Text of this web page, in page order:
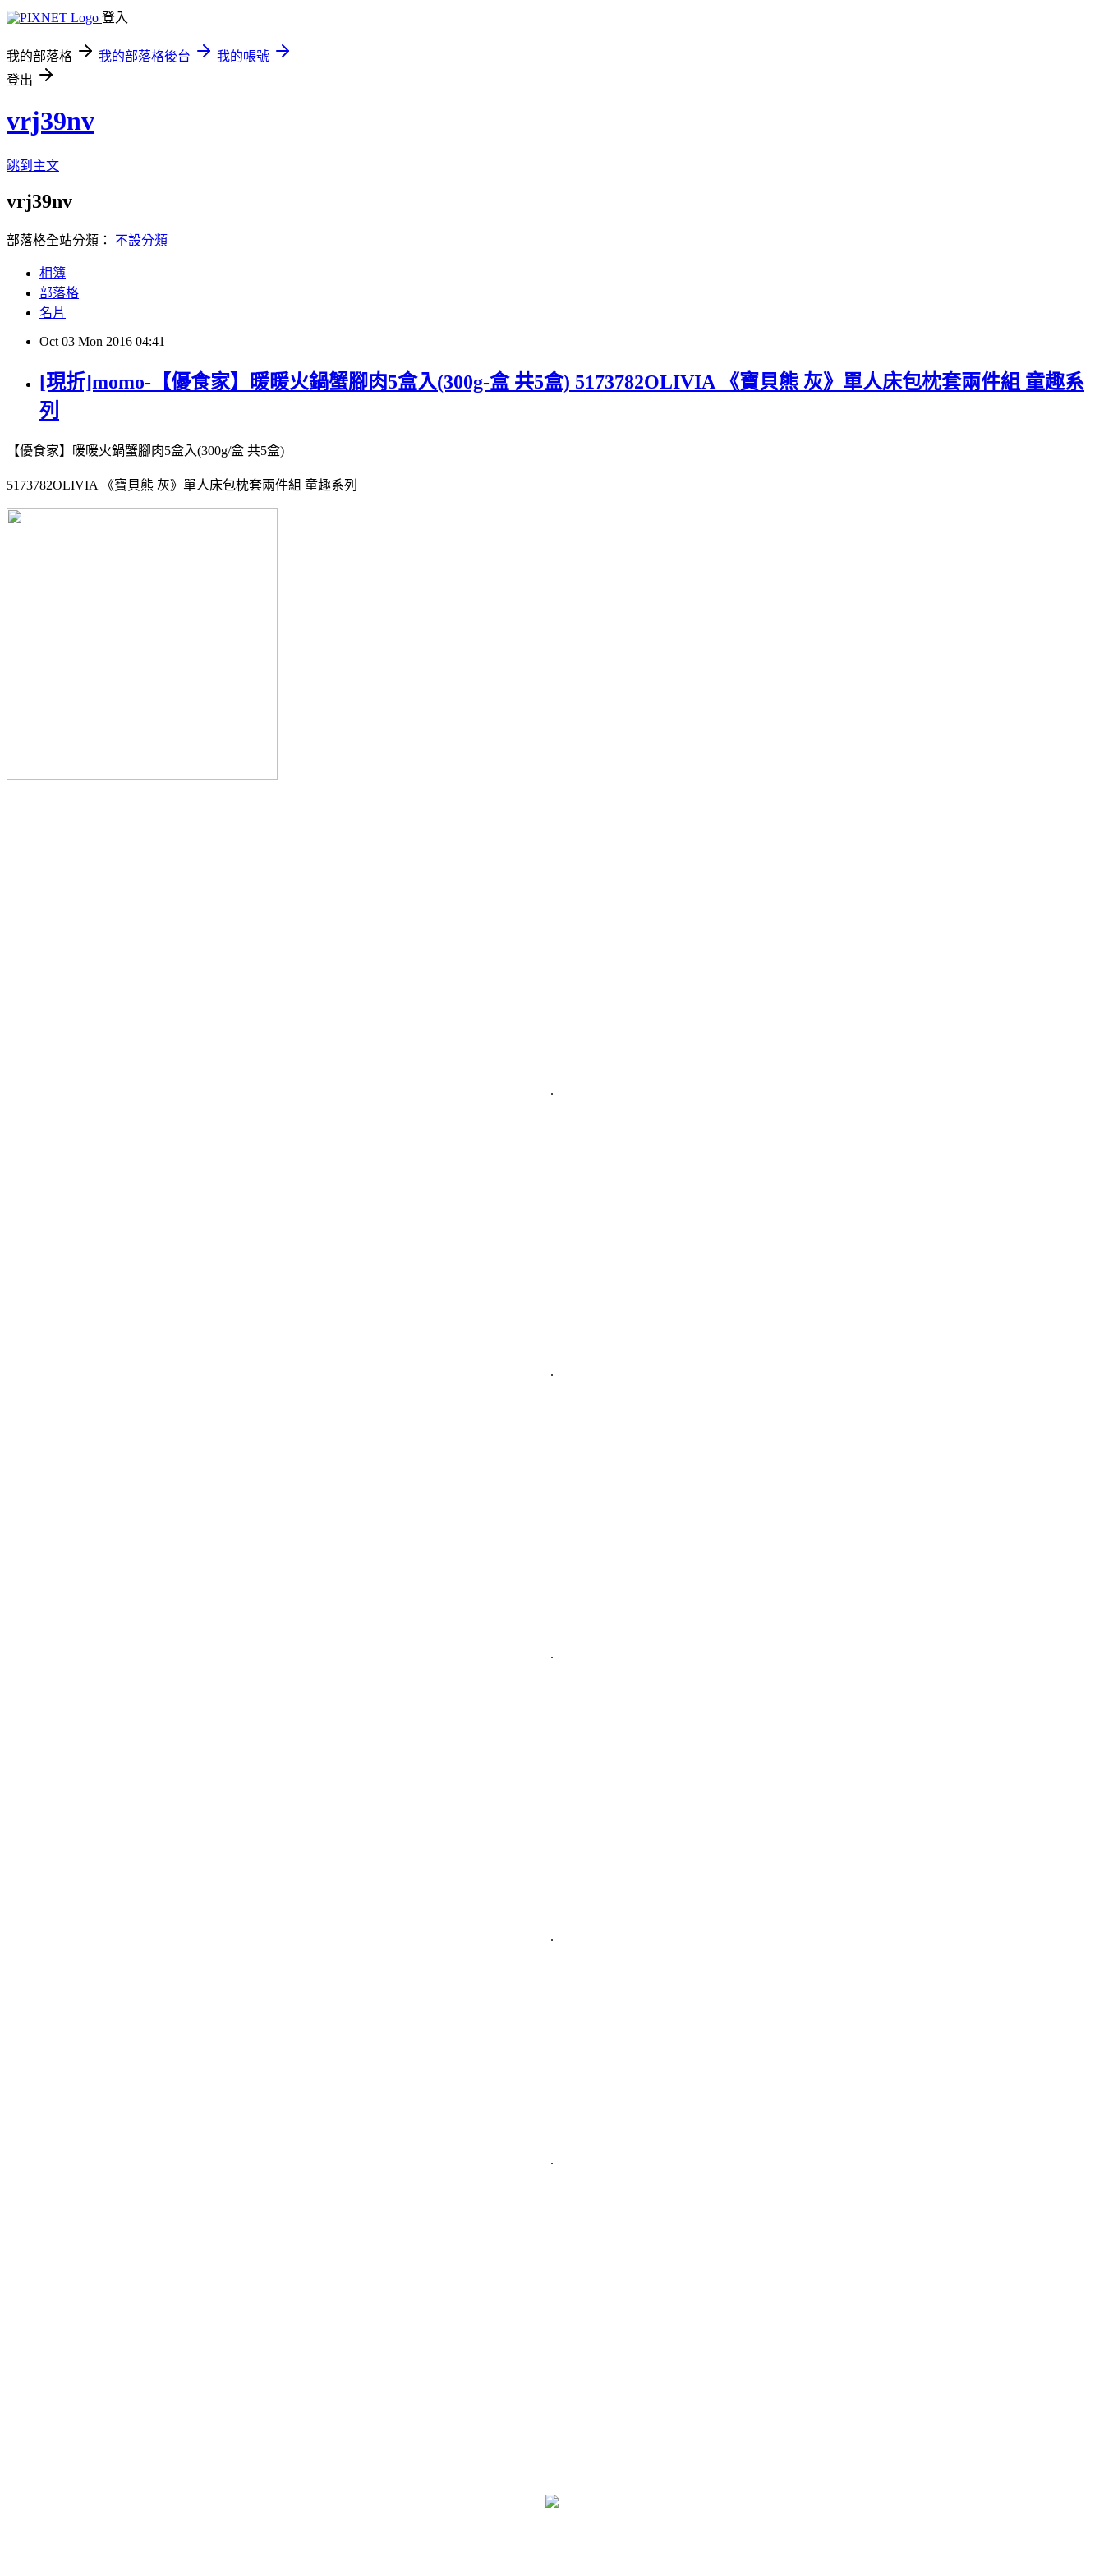
登入
我的部落格 我的部落格後台
我的帳號
登出
vrj39nv
跳到主文
vrj39nv
部落格全站分類： 不設分類
相簿
部落格
名片
Oct 03 Mon 2016 04:41
[現折]momo-【優食家】暖暖火鍋蟹腳肉5盒入(300g-盒 共5盒) 5173782OLIVIA 《寶貝熊 灰》單人床包枕套兩件組 童趣系
列
【優食家】暖暖火鍋蟹腳肉5盒入(300g/盒 共5盒)
5173782OLIVIA 《寶貝熊 灰》單人床包枕套兩件組 童趣系列
.
.
.
.
.